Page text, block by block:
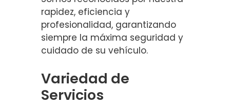
rapidez, eficiencia y
profesionalidad, garantizando
siempre la máxima seguridad y
cuidado de su vehículo.
Variedad de
Servicios